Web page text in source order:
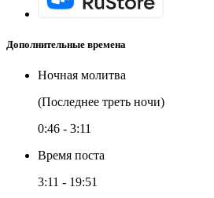
Дополнительные времена
Ночная молитва
(Последнее треть ночи)
0:46 - 3:11
Время поста
3:11 - 19:51